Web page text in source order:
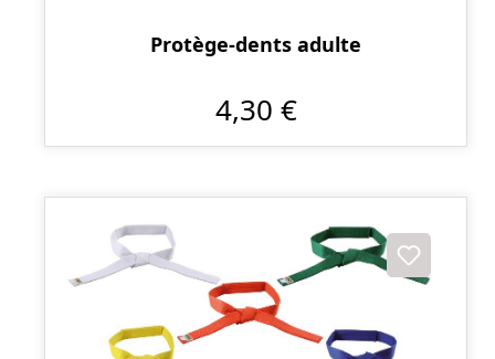
Protège-dents adulte
4,30 €